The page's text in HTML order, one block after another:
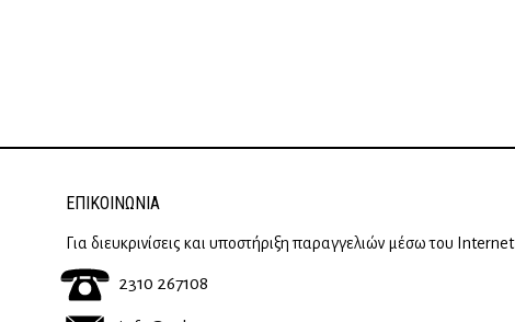
ΕΠΙΚΟΙΝΩΝΊΑ
Για διευκρινίσεις και υποστήριξη παραγγελιών μέσω του Internet
2310 267108